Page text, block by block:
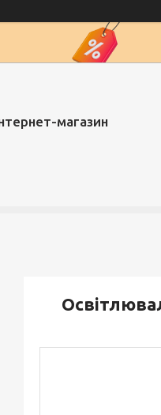
магазин